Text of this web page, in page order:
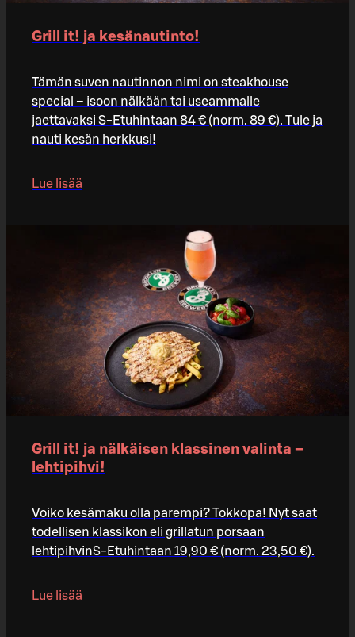
Grill it! ja kesänautinto!
Tämän suven nautinnon nimi on steakhouse
special – isoon nälkään tai useammalle
jaettavaksi S-Etuhintaan 84 € (norm. 89 €). Tule ja
nauti kesän herkkusi!
Lue lisää
Grill it! ja nälkäisen klassinen valinta –
lehtipihvi!
Voiko kesämaku olla parempi? Tokkopa! Nyt saat
todellisen klassikon eli grillatun porsaan
lehtipihvinS-Etuhintaan 19,90 € (norm. 23,50 €).
Lue lisää